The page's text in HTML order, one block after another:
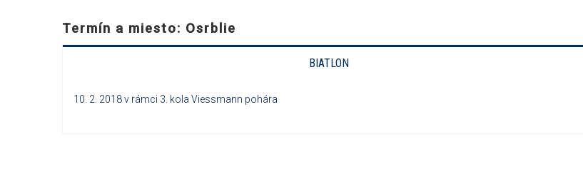
Termín a miesto: Osrblie
BIATLON
10. 2. 2018 v rámci 3. kola Viessmann pohára